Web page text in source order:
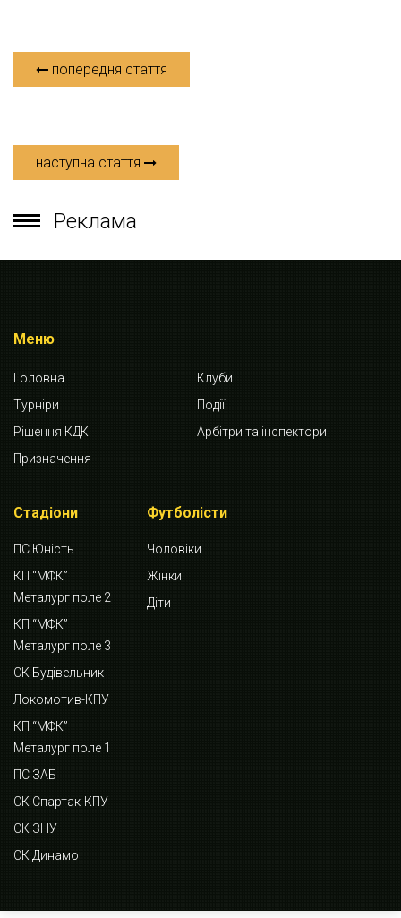
попередня стаття
наступна стаття
Реклама
Меню
Головна
Клуби
Турніри
Події
Рішення КДК
Арбітри та інспектори
Призначення
Стадіони
ПС Юність
КП “МФК”
Металург поле 2
КП “МФК”
Металург поле 3
СК Будівельник
Локомотив-КПУ
КП “МФК”
Металург поле 1
ПС ЗАБ
СК Спартак-КПУ
СК ЗНУ
СК Динамо
Футболісти
Чоловіки
Жінки
Діти